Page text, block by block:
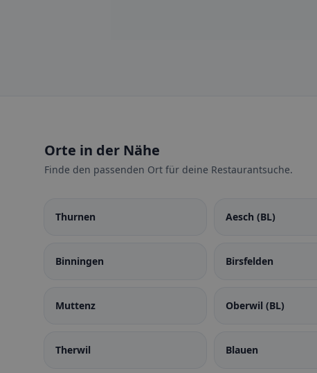
Orte in der Nähe
Finde den passenden Ort für deine Restaurantsuche.
Thurnen Aesch (BL)
Binningen Birsfelden
Muttenz Oberwil (BL)
Therwil Blauen